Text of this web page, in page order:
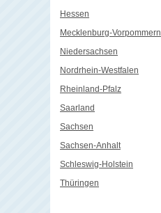
Hessen
Mecklenburg-Vorpommern
Niedersachsen
Nordrhein-Westfalen
Rheinland-Pfalz
Saarland
Sachsen
Sachsen-Anhalt
Schleswig-Holstein
Thüringen